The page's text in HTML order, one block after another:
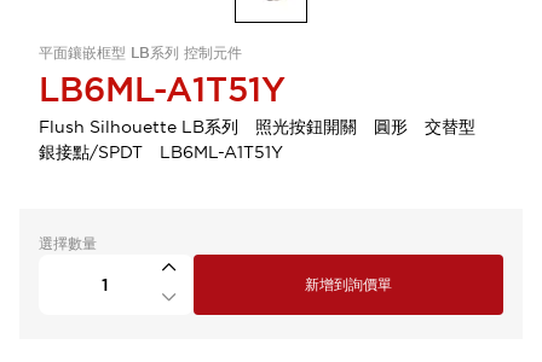
平面鑲嵌框型 LB系列 控制元件
LB6ML-A1T51Y
Flush Silhouette LB系列 照光按鈕開關 圓形 交替型
銀接點/SPDT LB6ML-A1T51Y
選擇數量
新增到詢價單